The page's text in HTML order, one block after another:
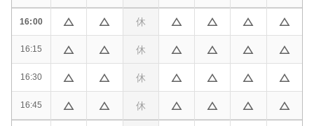
16:00
16:15
16:30
16:45
休
休
休
休